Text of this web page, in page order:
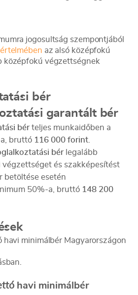
jogosultság szempontjából
értelmében az alsó középfokú
középfokú végzettségnek
bér
garantált bér
bérteljes munkaidőben a
bruttó 116 000 forint.
bérlegalább
végzettséget és szakképesítést
betöltése esetén
50%-a, bruttó 148 200
havi minimálbér Magyarországon
havi minimálbér